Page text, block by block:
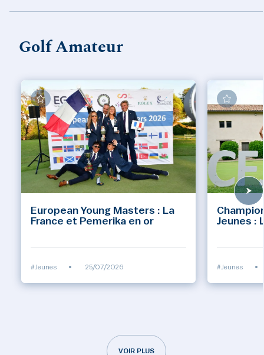
Golf Amateur
European Young Masters : La
France et Pemerika en or
#Jeunes • 25/07/2026
Jeunes :
#Jeunes •
VOIR PLUS